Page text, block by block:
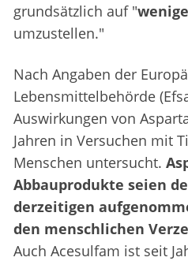
grundsätzlich auf "
umzustellen."
Nach Angaben der
Lebensmittelbehörde
Auswirkungen von
Jahren in Versuchen mit
Menschen untersucht.
Abbauprodukte seien
derzeitigen
den menschlichen
Auch Acesulfam ist seit